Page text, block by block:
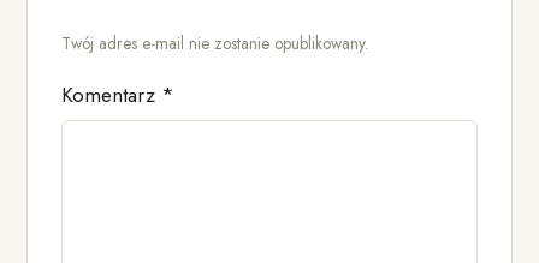
Twój adres e-mail nie zostanie opublikowany.
Komentarz *